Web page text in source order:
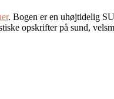
. Bogen er en uhøjtidelig
opskrifter på sund,